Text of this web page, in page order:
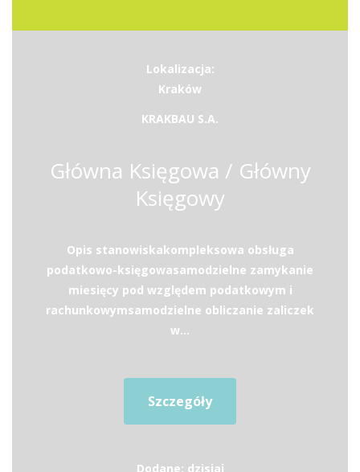
Lokalizacja:
Kraków
KRAKBAU S.A.
Główna Księgowa / Główny
Księgowy
Opis stanowiskakompleksowa obsługa
podatkowo-księgowasamodzielne zamykanie
miesięcy pod względem podatkowym i
rachunkowymsamodzielne obliczanie zaliczek
w...
Szczegóły
Dodane: dzisiaj